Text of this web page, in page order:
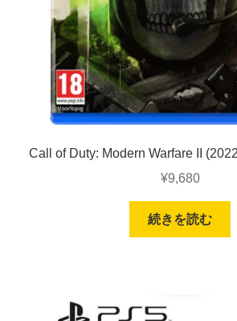
Call of Duty: Modern Warfare II
¥9,680
続きを読む